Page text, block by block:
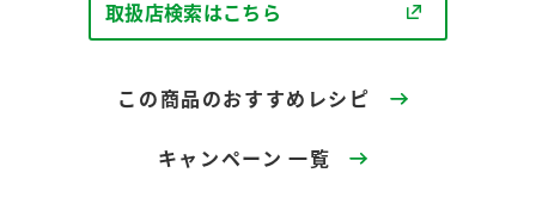
たれ
ブランド・スペシャルサイト トップ
Fibee（ファイビー）
取扱店検索はこちら
この商品のおすすめレシピ
キャンペーン 一覧